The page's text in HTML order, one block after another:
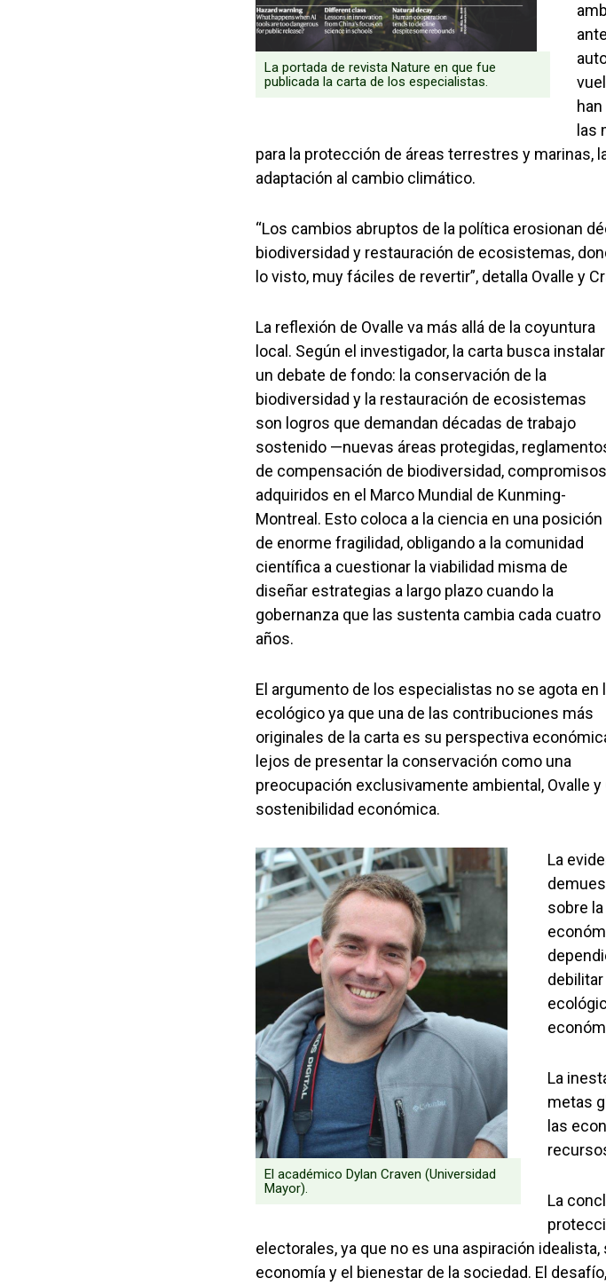
La portada de revista Nature en que fue
publicada la carta de los especialistas.
las
para la protección de áreas terrestres y marinas,
adaptación al cambio climático.
“Los cambios abruptos de la política erosionan
biodiversidad y restauración de ecosistemas,
lo visto, muy fáciles de revertir”, detalla Ovalle y
La reflexión de Ovalle va más allá de la coyuntura
local. Según el investigador, la carta busca instalar
un debate de fondo: la conservación de la
biodiversidad y la restauración de ecosistemas
son logros que demandan décadas de trabajo
sostenido —nuevas áreas protegidas,
de compensación de biodiversidad, compromisos
adquiridos en el Marco Mundial de Kunming-
Montreal. Esto coloca a la ciencia en una posición
de enorme fragilidad, obligando a la comunidad
científica a cuestionar la viabilidad misma de
diseñar estrategias a largo plazo cuando la
gobernanza que las sustenta cambia cada cuatro
años.
El argumento de los especialistas no se agota en
ecológico ya que una de las contribuciones más
originales de la carta es su perspectiva
lejos de presentar la conservación como una
preocupación exclusivamente ambiental, Ovalle
sostenibilidad económica.
El académico Dylan Craven (Universidad
Mayor).
La
sobre
La
metas
las
La
electorales, ya que no es una aspiración
economía y el bienestar de la sociedad. El